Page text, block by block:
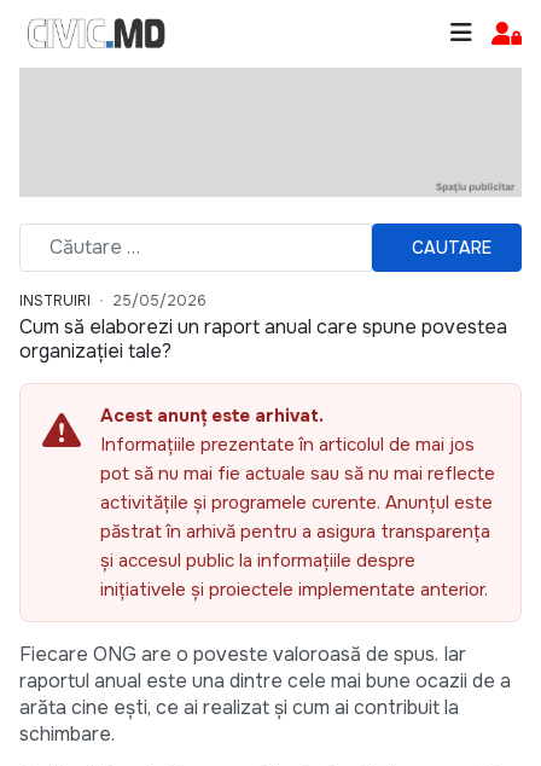
CAUTARE
INSTRUIRI 25/05/2026
Cum să elaborezi un raport anual care spune povestea
organizației tale?
Acest anunț este arhivat.
Informațiile prezentate în articolul de mai jos
pot să nu mai fie actuale sau să nu mai reflecte
activitățile și programele curente. Anunțul este
păstrat în arhivă pentru a asigura transparența
și accesul public la informațiile despre
inițiativele și proiectele implementate anterior.
Fiecare ONG are o poveste valoroasă de spus. Iar
raportul anual este una dintre cele mai bune ocazii de a
arăta cine ești, ce ai realizat și cum ai contribuit la
schimbare.